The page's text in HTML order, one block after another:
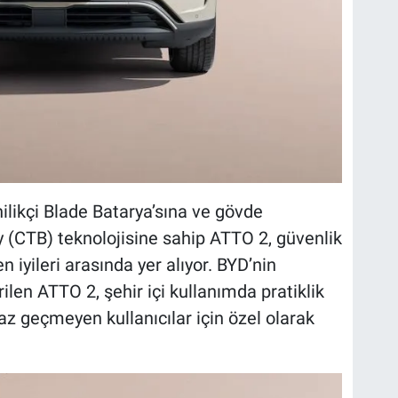
Blade Batarya’sına ve gövde
teknolojisine sahip ATTO 2, güvenlik
iyileri arasında yer alıyor. BYD’nin
ATTO 2, şehir içi kullanımda pratiklik
geçmeyen kullanıcılar için özel olarak